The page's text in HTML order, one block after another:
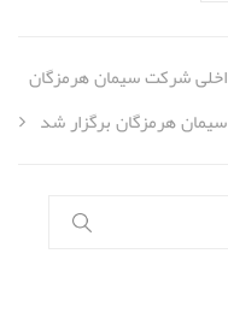
شرکت سیمان هرمزگان
هرمزگان برگزار شد